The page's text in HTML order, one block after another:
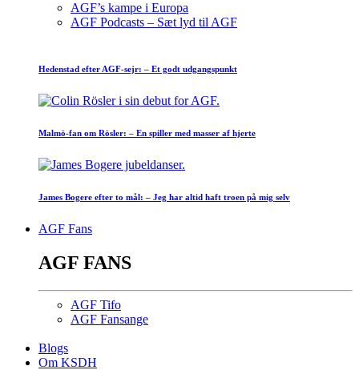
AGF’s kampe i Europa
AGF Podcasts – Sæt lyd til AGF
Hedenstad efter AGF-sejr: – Et godt udgangspunkt
Malmö-fan om Rösler: – En spiller med masser af hjerte
James Bogere efter to mål: – Jeg har altid haft troen på mig selv
AGF Fans
AGF FANS
AGF Tifo
AGF Fansange
Blogs
Om KSDH